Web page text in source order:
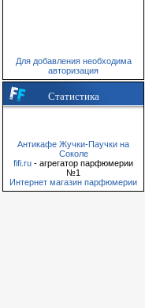
Для добавления необходима
авторизация
Статистика
Антикафе Жучки-Паучки на
Соколе
fifi.ru - агрегатор парфюмерии
№1
Интернет магазин парфюмерии